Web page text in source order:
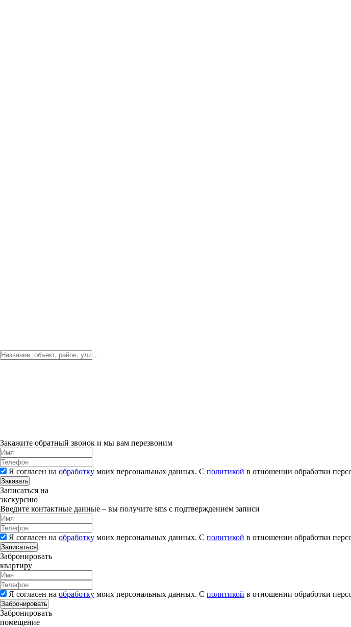
Закажите обратный звонок и мы вам перезвоним
Я согласен на обработку моих персональных данных. С политикой в отношении обработки
Заказать
Записаться на
экскурсию
Введите контактные данные – вы получите sms с подтверждением записи
Я согласен на обработку моих персональных данных. С политикой в отношении обработки
Записаться
Забронировать
квартиру
Я согласен на обработку моих персональных данных. С политикой в отношении обработки
Забронировать
Забронировать
помещение